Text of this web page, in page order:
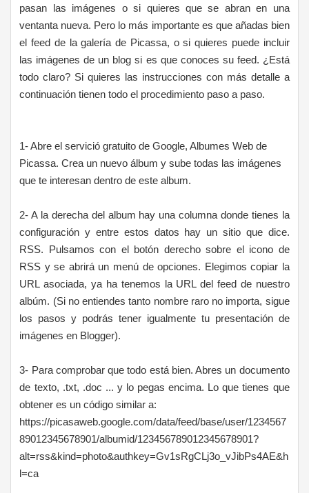
pasan las imágenes o si quieres que se abran en una
ventanta nueva. Pero lo más importante es que añadas bien
el feed de la galería de Picassa, o si quieres puede incluir
las imágenes de un blog si es que conoces su feed. ¿Está
todo claro? Si quieres las instrucciones con más detalle a
continuación tienen todo el procedimiento paso a paso.
1- Abre el servició gratuito de Google, Albumes Web de
Picassa. Crea un nuevo álbum y sube todas las imágenes
que te interesan dentro de este album.
2- A la derecha del album hay una columna donde tienes la
configuración y entre estos datos hay un sitio que dice.
RSS. Pulsamos con el botón derecho sobre el icono de
RSS y se abrirá un menú de opciones. Elegimos copiar la
URL asociada, ya ha tenemos la URL del feed de nuestro
albúm. (Si no entiendes tanto nombre raro no importa, sigue
los pasos y podrás tener igualmente tu presentación de
imágenes en Blogger).
3- Para comprobar que todo está bien. Abres un documento
de texto, .txt, .doc ... y lo pegas encima. Lo que tienes que
obtener es un código similar a:
https://picasaweb.google.com/data/feed/base/user/1234567
89012345678901/albumid/123456789012345678901?
alt=rss&kind=photo&authkey=Gv1sRgCLj3o_vJibPs4AE&h
l=ca